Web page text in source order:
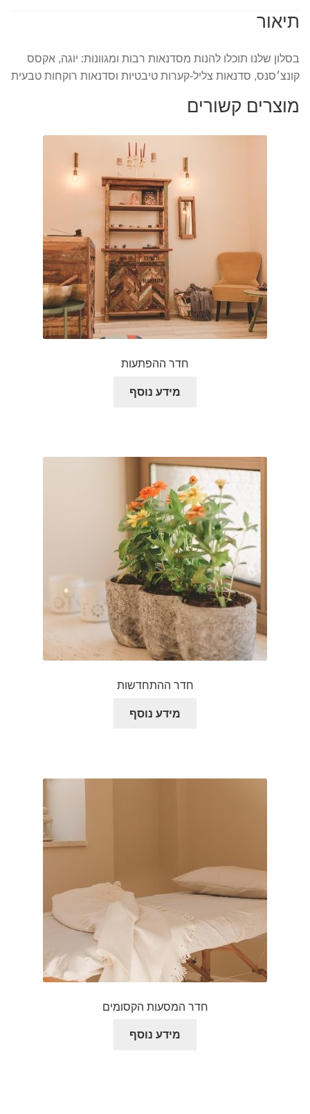
תיאור
בסלון שלנו תוכלו להנות מסדנאות רבות ומגוונות: יוגה, אקסס
קונצ׳סנס, סדנאות צליל-קערות טיבטיות וסדנאות רוקחות טבעית
מוצרים קשורים
חדר ההפתעות
מידע נוסף
חדר ההתחדשות
מידע נוסף
חדר המסעות הקסומים
מידע נוסף